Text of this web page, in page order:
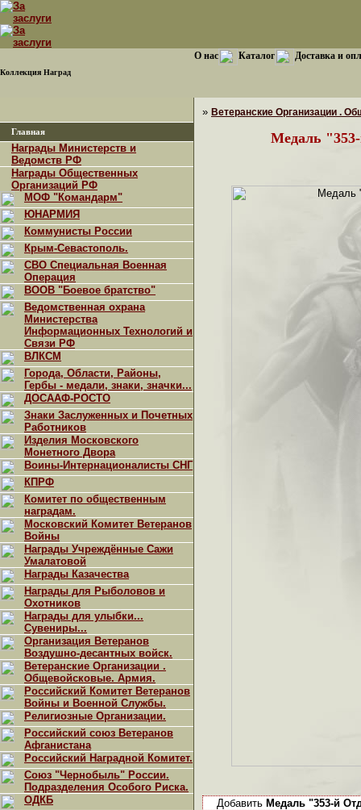
Коллекция Наград
О нас Каталог Доставка и
Главная
Награды Министерств и
Ведомств РФ
Награды Общественных
Организаций РФ
МОФ "Командарм"
ЮНАРМИЯ
Коммунисты России
Крым-Севастополь.
СВО Специальная Военная
Операция
ВООВ "Боевое братство"
Ведомственная охрана
Министерства
Информационных Технологий и
Связи РФ
ВЛКСМ
Города, Области, Районы,
Гербы - медали, знаки, значки...
ДОСААФ-РОСТО
Знаки Заслуженных и Почетных
Работников
Изделия Московского
Монетного Двора
Воины-Интернационалисты СНГ
КПРФ
Комитет по общественным
наградам.
Московский Комитет Ветеранов
Войны
Награды Учреждённые Сажи
Умалатовой
Награды Казачества
Награды для Рыболовов и
Охотников
Награды для улыбки...
Сувениры...
Организация Ветеранов
Воздушно-десантных войск.
Ветеранские Организации .
Общевойсковые. Армия.
Российский Комитет Ветеранов
Войны и Военной Службы.
Религиозные Организации.
Российский союз Ветеранов
Афганистана
Российский Наградной Комитет.
Союз "Чернобыль" России.
Подразделения Особого Риска.
ОДКБ
» Ветеранские Организации .
Медаль
Добавить Медаль "353-й